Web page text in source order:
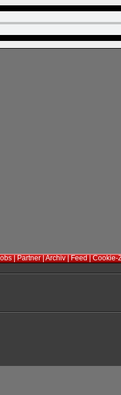
|Partner|Archiv|Feed|Cookie-